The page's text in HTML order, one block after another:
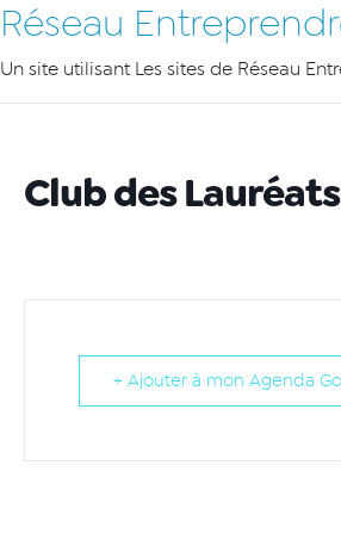
Réseau
Un site utilisant Les sites de Réseau
Club des
+ Ajouter à mon Agenda